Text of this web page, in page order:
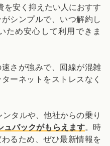
を安く抑えたい人におすす
シンプルで、いつ解約し
ため安心して利用できま
さが強みで、回線が混雑
ーネットをストレスなく
タルや、他社からの乗り
ュバックがもらえます。時
るため、ぜひ最新情報を